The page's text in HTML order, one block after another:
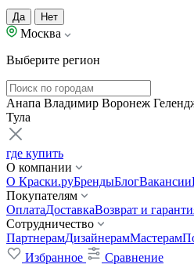
Да Нет
Москва
Выберите регион
Анапа Владимир Воронеж
Тула
где купить
О компании
О Краски.руБрендыБлогВакансии
Покупателям
ОплатаДоставкаВозврат и
Сотрудничество
ПартнерамДизайнерамМастерам
Избранное
Сравнение